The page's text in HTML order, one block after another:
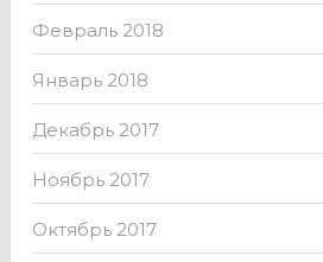
Февраль 2018
Январь 2018
Декабрь 2017
Ноябрь 2017
Октябрь 2017